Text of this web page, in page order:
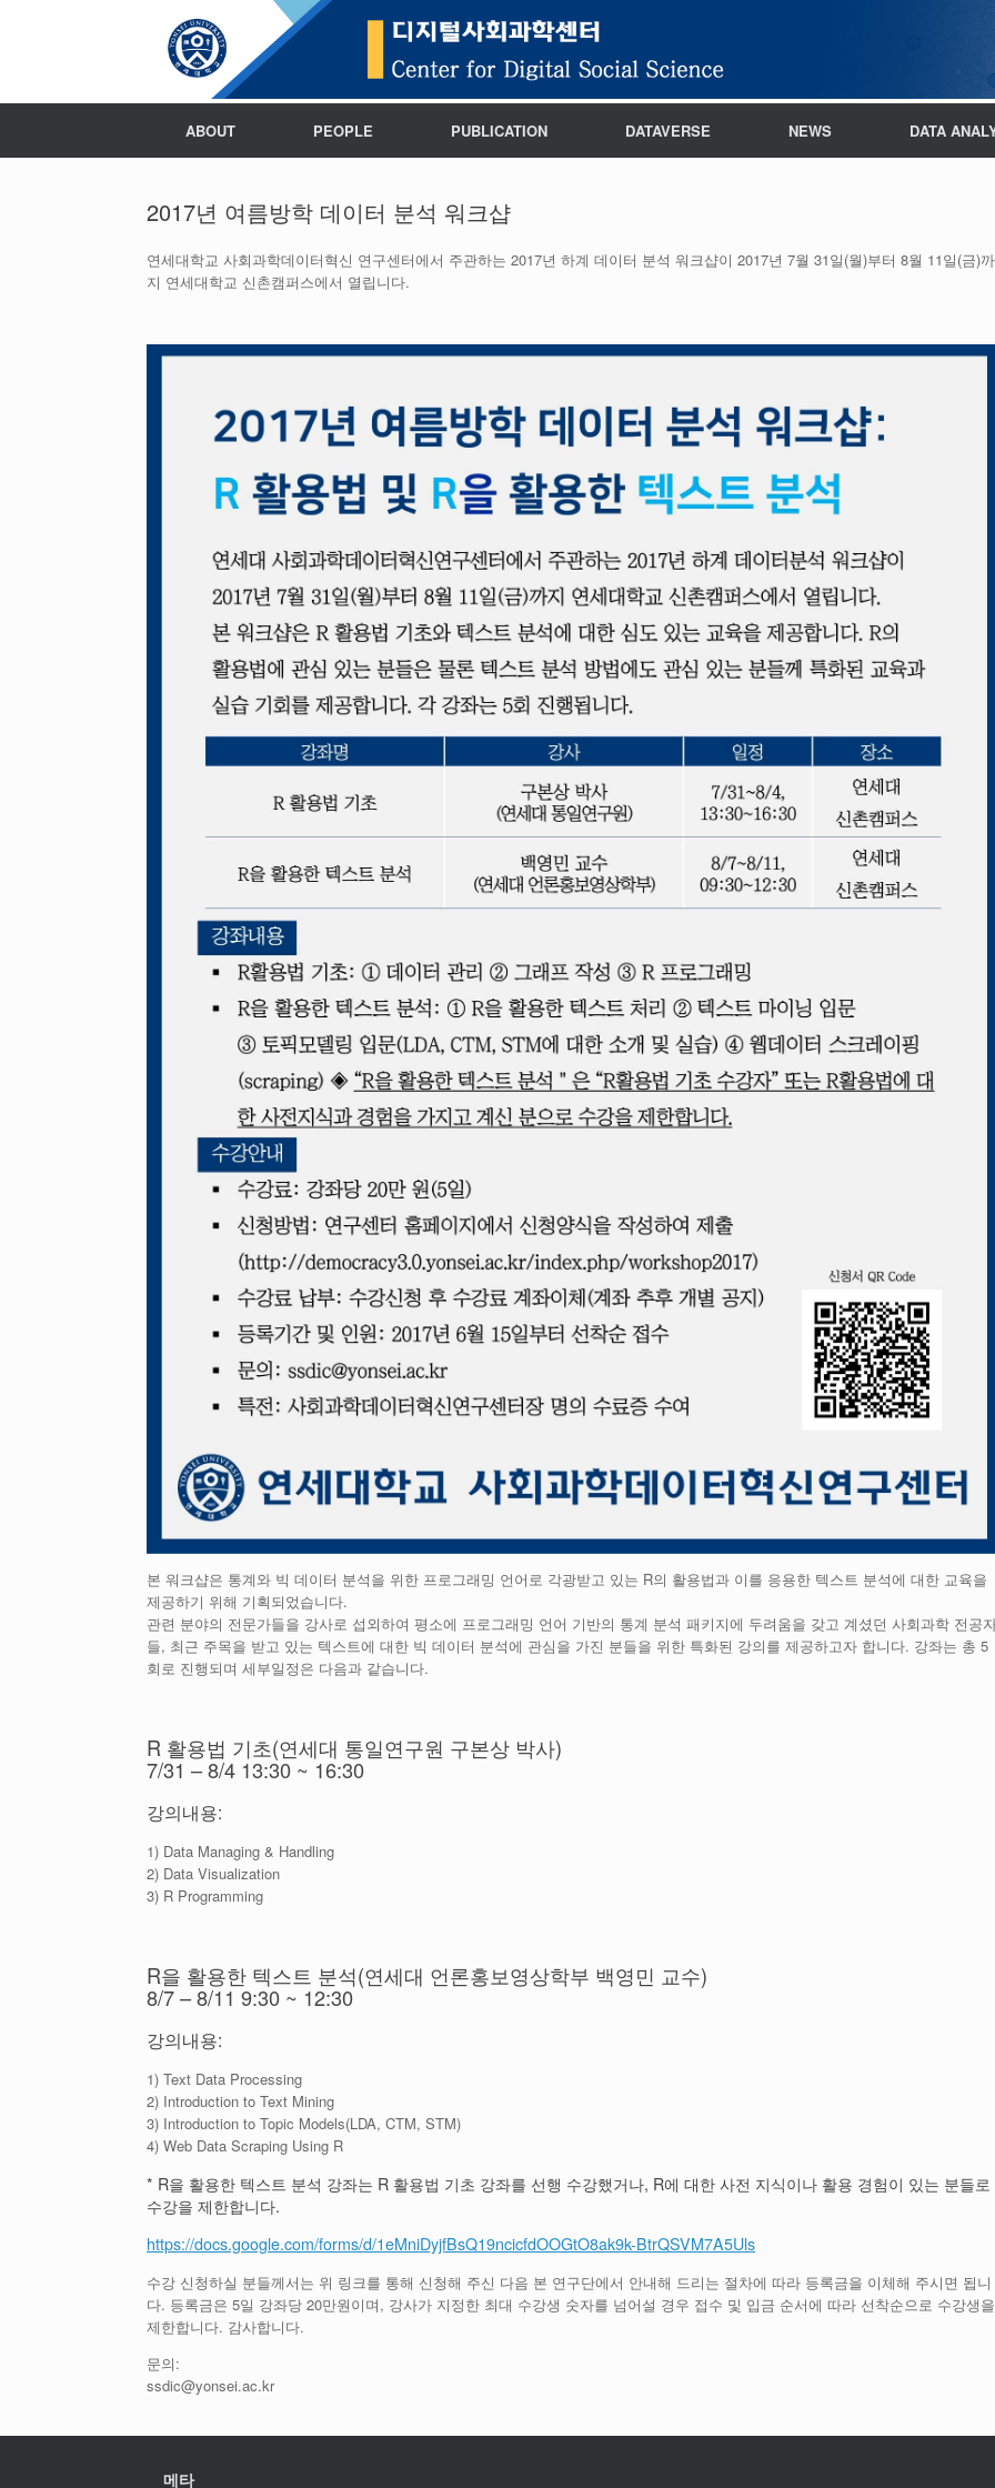
ABOUT PEOPLE PUBLICATION DATAVERSE NEWS DATA
2017년 여름방학 데이터 분석 워크샵
연세대학교 사회과학데이터혁신 연구센터에서 주관하는 2017년 하계 데이터 분석 워크샵이 2017년 7월 31일(월)부터 8월 11일(금)까
지 연세대학교 신촌캠퍼스에서 열립니다.
본 워크샵은 통계와 빅 데이터 분석을 위한 프로그래밍 언어로 각광받고 있는 R의 활용법과 이를 응용한 텍스트 분석에 대한 교육을
제공하기 위해 기획되었습니다.
관련 분야의 전문가들을 강사로 섭외하여 평소에 프로그래밍 언어 기반의 통계 분석 패키지에 두려움을 갖고 계셨던 사회과학 전공
들, 최근 주목을 받고 있는 텍스트에 대한 빅 데이터 분석에 관심을 가진 분들을 위한 특화된 강의를 제공하고자 합니다. 강좌는 총 5
회로 진행되며 세부일정은 다음과 같습니다.
R 활용법 기초(연세대 통일연구원 구본상 박사)
7/31 – 8/4 13:30 ~ 16:30
강의내용:
1) Data Managing & Handling
2) Data Visualization
3) R Programming
R을 활용한 텍스트 분석(연세대 언론홍보영상학부 백영민 교수)
8/7 – 8/11 9:30 ~ 12:30
강의내용:
1) Text Data Processing
2) Introduction to Text Mining
3) Introduction to Topic Models(LDA, CTM, STM)
4) Web Data Scraping Using R
* R을 활용한 텍스트 분석 강좌는 R 활용법 기초 강좌를 선행 수강했거나, R에 대한 사전 지식이나 활용 경험이 있는 분들로
수강을 제한합니다.
https://docs.google.com/forms/d/1eMniDyjfBsQ19ncicfdOOGtO8ak9k-BtrQSVM7A5Uls
수강 신청하실 분들께서는 위 링크를 통해 신청해 주신 다음 본 연구단에서 안내해 드리는 절차에 따라 등록금을 이체해 주시면 됩니
다. 등록금은 5일 강좌당 20만원이며, 강사가 지정한 최대 수강생 숫자를 넘어설 경우 접수 및 입금 순서에 따라 선착순으로 수강생을
제한합니다. 감사합니다.
문의:
ssdic@yonsei.ac.kr
메타